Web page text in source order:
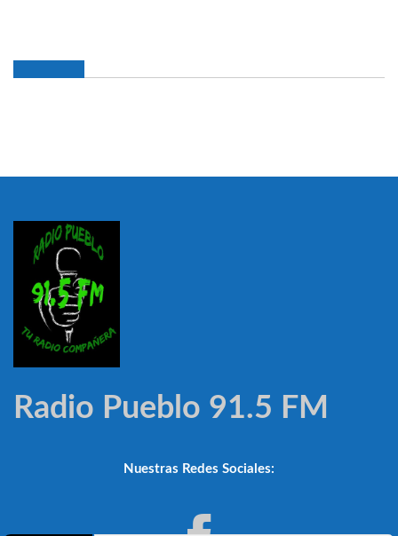
Radio Pueblo 91.5 FM
Nuestras Redes Sociales: